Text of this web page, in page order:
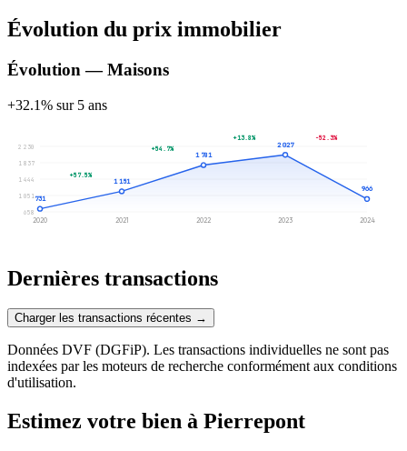
Évolution du prix immobilier
Évolution — Maisons
+32.1% sur 5 ans
658
1 051
1 444
1 837
2 230
731
2020
1 151
2021
1 781
2022
2 027
2023
966
2024
+57.5%
+54.7%
+13.8% -52.3%
Dernières transactions
Charger les transactions récentes →
Données DVF (DGFiP). Les transactions individuelles ne sont pas
indexées par les moteurs de recherche conformément aux conditions
d'utilisation.
Estimez votre bien à Pierrepont